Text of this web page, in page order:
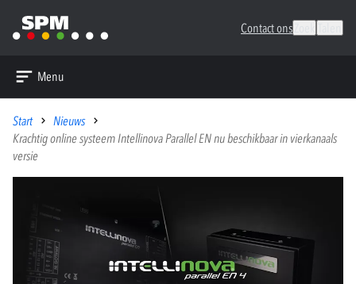
Contact ons
Menu
Start
Nieuws
Krachtig online systeem Intellinova Parallel EN nu beschikbaar in vierkanaals
versie